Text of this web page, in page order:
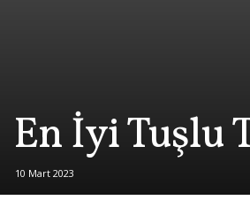
En İyi Tuşlu
10 Mart 2023